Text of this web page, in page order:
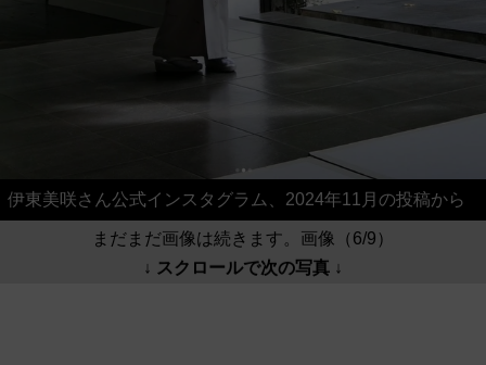
伊東美咲さん公式インスタグラム、2024年11月の投稿から
まだまだ画像は続きます。画像（6/9）
↓ スクロールで次の写真 ↓